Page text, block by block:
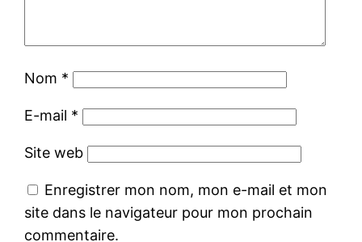
Nom *
E-mail *
Site web
Enregistrer mon nom, mon e-mail et mon
site dans le navigateur pour mon prochain
commentaire.